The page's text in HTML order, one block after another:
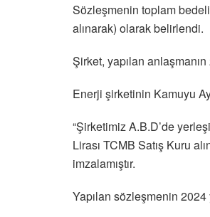
Sözleşmenin toplam
alınarak) olarak belirlendi.
Şirket, yapılan
Enerji şirketinin Kamuyu
“Şirketimiz A.B.D’de
Lirası TCMB Satış Kuru
imzalamıştır.
Yapılan sözleşmenin 2024